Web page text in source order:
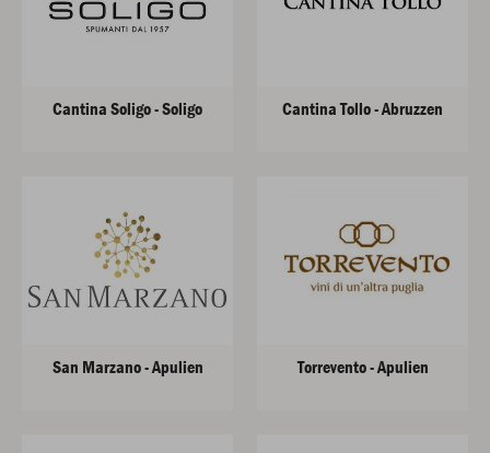
Cantina Soligo - Soligo Cantina Tollo - Abruzzen
San Marzano - Apulien Torrevento - Apulien